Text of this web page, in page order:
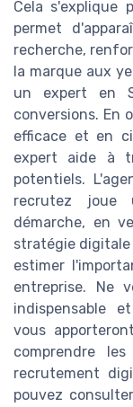
Cela s'explique
permet
recherche,
la marque aux
un expert en
conversions. En
efficace et en
expert aide à
potentiels.
recrutez joue
démarche, en
stratégie
estimer
entreprise. Ne
indispensable
vous
comprendre
recrutement
pouvez consulter